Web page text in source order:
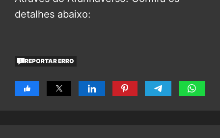
detalhes abaixo:
REPORTAR ERRO